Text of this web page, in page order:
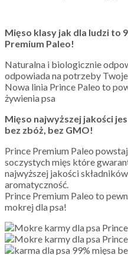
Mięso klasy jak dla ludzi to
Premium Paleo!
Naturalna i biologicznie
odpowiada na potrzeby
Nowa linia Prince Paleo to
żywienia psa
Mięso najwyższej jakości
bez zbóż, bez GMO!
Prince Premium Paleo
soczystych mięs które
najwyższej jakości
aromatyczność.
Prince Premium Paleo to
mokrej dla psa!